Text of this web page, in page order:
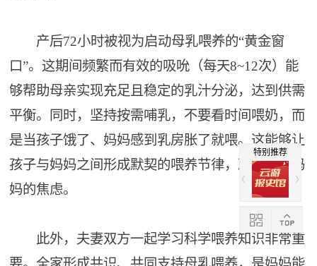
产后72小时被视为启动母乳喂养的“黄金窗
口”。这期间频繁而有效的吸吮（每天8~12次）能
够帮助母亲实现充足且稳定的乳汁分泌，达到供需
平衡。同时，坚持按需哺乳，不要看时间喂奶，而
是当孩子饿了、妈妈感到乳房胀了就喂。这能够让
孩子与妈妈之间形成默契的喂养节律，减少新手妈
妈的焦虑。
此外，夫妻双方一起学习科学喂养知识非常重
特别推荐